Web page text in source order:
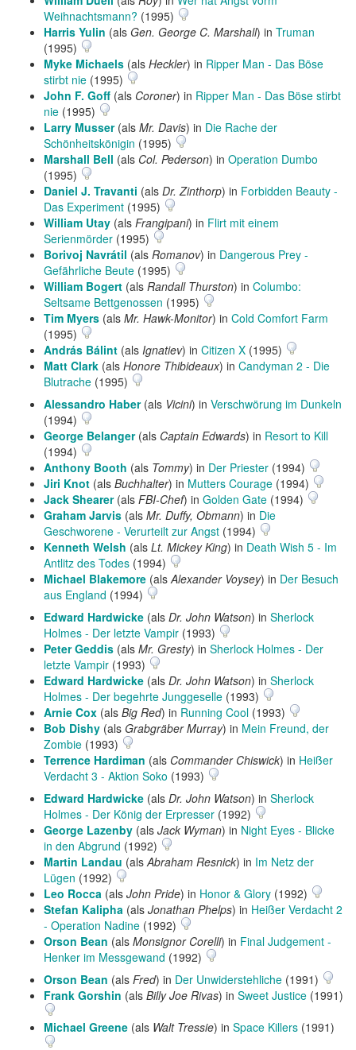
Weihnachtsmann? (1995)
Harris Yulin (als Gen. George C. Marshall) in Truman
(1995)
Myke Michaels (als Heckler) in Ripper Man - Das Böse
stirbt nie (1995)
John F. Goff (als Coroner) in Ripper Man - Das Böse stirbt
nie (1995)
Larry Musser(als Mr. Davis) in Die Rache der
Schönheitskönigin (1995)
Marshall Bell (als Col. Pederson) in Operation Dumbo
(1995)
Daniel J. Travanti (als Dr. Zinthorp) in Forbidden Beauty -
Das Experiment (1995)
William Utay (als Frangipani) in Flirt mit einem
Serienmörder (1995)
Borivoj Navrátil (als Romanov) in Dangerous Prey -
Gefährliche Beute (1995)
William Bogert (als Randall Thurston) in Columbo:
Seltsame Bettgenossen (1995)
Tim Myers (als Mr. Hawk-Monitor) in Cold Comfort Farm
(1995)
András Bálint (als Ignatiev) in Citizen X (1995)
Matt Clark (als Honore Thibideaux) in Candyman 2 - Die
Blutrache (1995)
Alessandro Haber(als Vicini) in Verschwörung im Dunkeln
(1994)
George Belanger(als Captain Edwards) in Resort to Kill
(1994)
Anthony Booth (als Tommy) in Der Priester (1994)
Jiri Knot (als Buchhalter) in Mutters Courage (1994)
Jack Shearer(als FBI-Chef) in Golden Gate (1994)
Graham Jarvis (als Mr. Duffy, Obmann) in Die
Geschworene - Verurteilt zur Angst (1994)
Kenneth Welsh (als Lt. Mickey King) in Death Wish 5 - Im
Antlitz des Todes (1994)
Michael Blakemore (alsAlexander Voysey) in Der Besuch
aus England (1994)
Edward Hardwicke (als Dr. John Watson) in Sherlock
Holmes - Der letzte Vampir (1993)
Peter Geddis (als Mr. Gresty) in Sherlock Holmes - Der
letzte Vampir (1993)
Edward Hardwicke (als Dr. John Watson) in Sherlock
Holmes - Der begehrte Junggeselle (1993)
Arnie Cox (als Big Red) in Running Cool (1993)
Bob Dishy (als Grabgräber Murray) in Mein Freund, der
Zombie (1993)
Terrence Hardiman (als Commander Chiswick) in Heißer
Verdacht 3 - Aktion Soko (1993)
Edward Hardwicke (als Dr. John Watson) in Sherlock
Holmes - Der König der Erpresser (1992)
George Lazenby (als Jack Wyman) in Night Eyes - Blicke
in den Abgrund (1992)
Martin Landau (alsAbraham Resnick) in Im Netz der
Lügen (1992)
Leo Rocca (als John Pride) in Honor & Glory (1992)
Stefan Kalipha (als Jonathan Phelps) in Heißer Verdacht 2
- Operation Nadine (1992)
Orson Bean (als Monsignor Corelli) in Final Judgement -
Henker im Messgewand (1992)
Orson Bean (als Fred) in Der Unwiderstehliche (1991)
Frank Gorshin (als Billy Joe Rivas) in Sweet Justice (1991)
Michael Greene (als Walt Tressie) in Space Killers (1991)